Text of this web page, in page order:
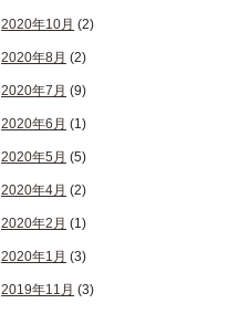
2020年10月 (2)
2020年8月 (2)
2020年7月 (9)
2020年6月 (1)
2020年5月 (5)
2020年4月 (2)
2020年2月 (1)
2020年1月 (3)
2019年11月 (3)